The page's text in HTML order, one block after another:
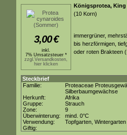
3,00€
inkl.
7% Umsatzsteuer *
zzgl.Versandkosten,
hier klicken
Königsprotea, King
(10 Korn)
immergrüner,
bis herzförmigen,
oder roten Brakteen
Steckbrief
Familie:
Proteaceae
Silberbaumgewächse
Herkunft:
Afrika
Gruppe:
Strauch
Zone:
9
Überwinterung:
mind. 0°C
Verwendung:
Topfgarten, Wintergarten
Giftig: